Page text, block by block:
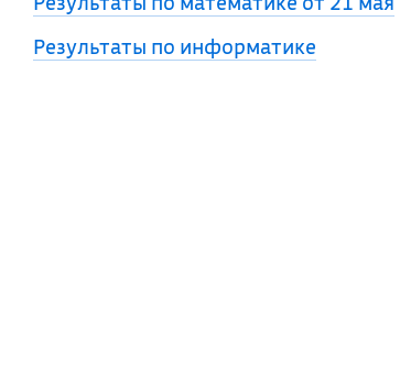
Результаты по информатике